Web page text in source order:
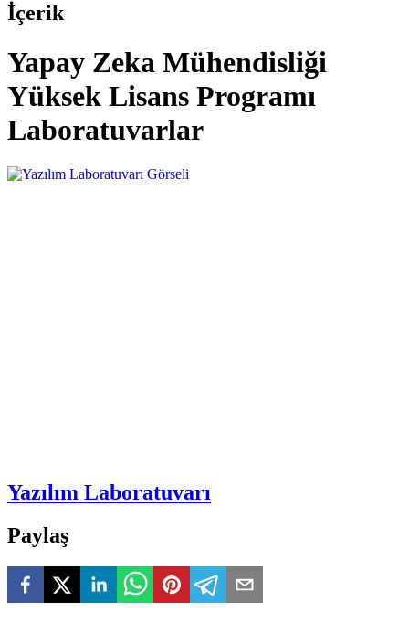
İçerik
Yapay Zeka Mühendisliği
Yüksek Lisans Programı
Laboratuvarlar
Yazılım Laboratuvarı
Paylaş